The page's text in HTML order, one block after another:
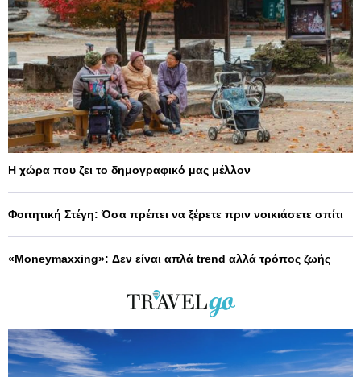
Η χώρα που ζει το δημογραφικό μας μέλλον
Φοιτητική Στέγη: Όσα πρέπει να ξέρετε πριν νοικιάσετε σπίτι
«Moneymaxxing»: Δεν είναι απλά trend αλλά τρόπος ζωής